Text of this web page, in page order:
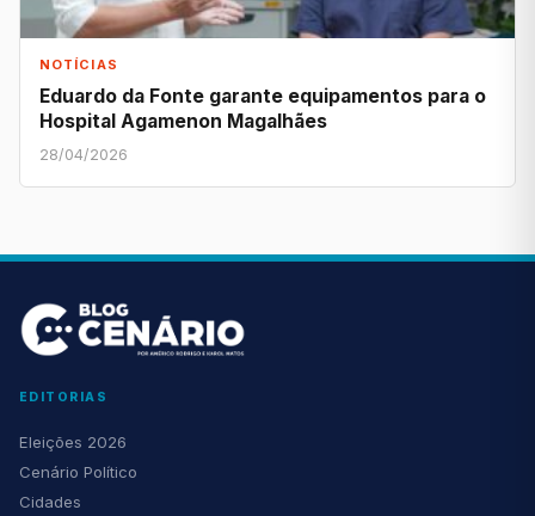
NOTÍCIAS
Eduardo da Fonte garante equipamentos para o
Hospital Agamenon Magalhães
28/04/2026
EDITORIAS
Eleições 2026
Cenário Político
Cidades